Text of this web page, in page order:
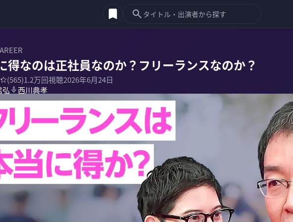
得なのは正社員なのか？フリーランスなのか？
(565)1.2万回視聴2026年6月24日
弘
西川典孝